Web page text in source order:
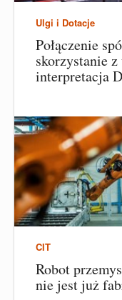
Ulgi i Dotacje
Połączenie
skorzystanie
interpretacja
CIT
Robot
nie jest już